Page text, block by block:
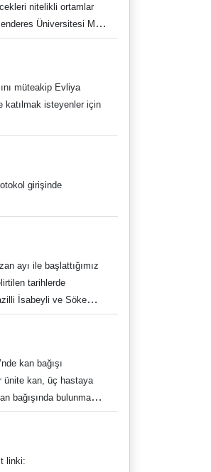
nitelikli ortamlar
Üniversitesi Milli
bir altyapıya sahiptir.
hazırlık
müteakip Evliya
katılmak isteyenler için
girişinde
ayı ile başlattığımız
tarihlerde
İsabeyli ve Söke
Tüm öğrencilerimize
kan bağışı
ünite kan, üç hastaya
bağışında bulunmaya
linki: